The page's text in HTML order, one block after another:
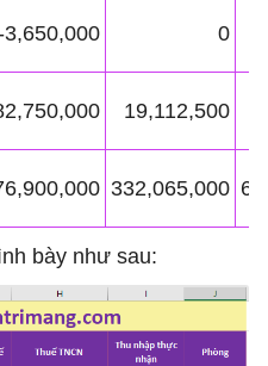
3,650,000 0
19,112,500
332,065,000
bày như sau: